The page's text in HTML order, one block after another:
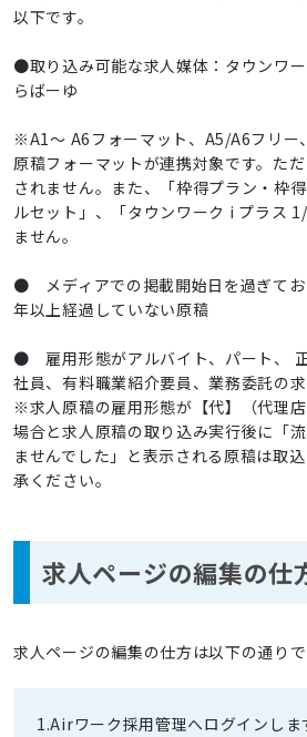
以下です。
●取り込み可能な求人媒体：タウンワ
らばーゆ
※A1～ A6フォーマット、A5/A6フリー
原稿フォーマットが連携対象です。た
されません。また、「枠得プラン・枠
ルセット」、「タウンワーク i プラス
ません。
● メディアでの掲載開始日を過ぎてお
年以上経過していない原稿
● 雇用形態がアルバイト、パート、
社員、有料職業紹介要員、業務委託の
※求人原稿の雇用形態が【代】（代理
場合と求人原稿の取り込み実行後に「
ませんでした」と表示される原稿は取
承ください。
求人ページの編集の仕
求人ページの編集の仕方は以下の通りで
1.Airワーク採用管理へログインしま